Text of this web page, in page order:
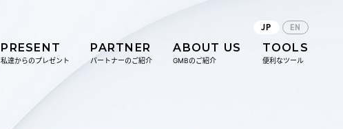
JP EN
PRESENT
私達からのプレゼント
PARTNER
パートナーのご紹介
ABOUT US
GMBのご紹介
TOOLS
便利なツール